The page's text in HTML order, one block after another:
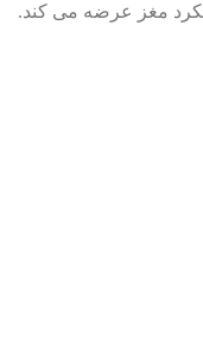
مغز عرضه می کند.